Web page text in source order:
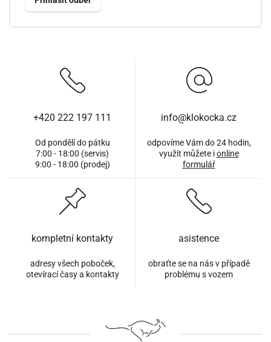
+420 222 197 111
Od pondělí do pátku
7:00 - 18:00 (servis)
9:00 - 18:00 (prodej)
info@klokocka.cz
odpovíme Vám do 24 hodin,
využít můžete ionline
formulář
kompletní kontakty
adresy všech poboček,
otevírací časy a kontakty
asistence
obraťte se na nás v případě
problému s vozem